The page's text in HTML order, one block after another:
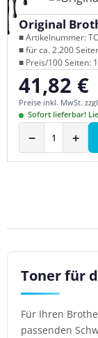
Original
■ Artikelnummer:
■ für ca. 2.200
■ Preis/100 Seiten:
Regulärer
41,82 €
Preise inkl. MwSt.
Sofort lieferbar!
− +
Toner für
Für Ihren
passenden